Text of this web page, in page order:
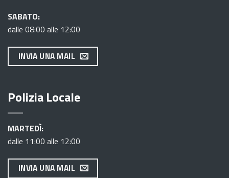
SABATO:
dalle 08:00 alle 12:00
INVIA UNA MAIL
Polizia Locale
MARTEDÌ:
dalle 11:00 alle 12:00
INVIA UNA MAIL